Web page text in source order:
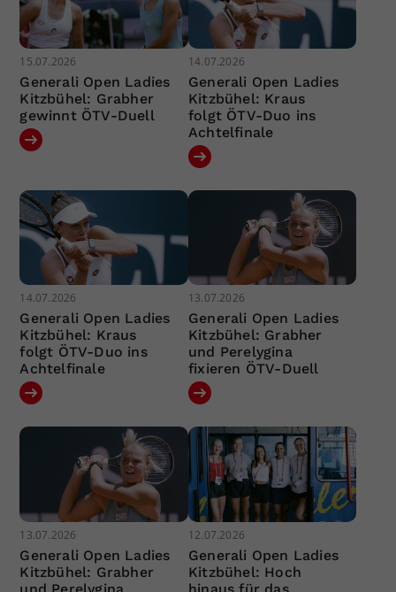
15.07.2026
Generali Open Ladies
Kitzbühel: Grabher
gewinnt ÖTV-Duell
14.07.2026
Generali Open Ladies
Kitzbühel: Kraus
folgt ÖTV-Duo ins
Achtelfinale
14.07.2026
Generali Open Ladies
Kitzbühel: Kraus
folgt ÖTV-Duo ins
Achtelfinale
13.07.2026
Generali Open Ladies
Kitzbühel: Grabher
und Perelygina
fixieren ÖTV-Duell
13.07.2026
Generali Open Ladies
Kitzbühel: Grabher
und Perelygina
12.07.2026
Generali Open Ladies
Kitzbühel: Hoch
hinaus für das